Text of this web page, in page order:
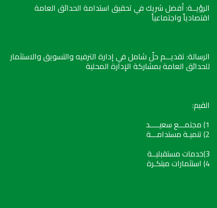
الرؤيــة: أفضل شريك في تحقيق استدامة الحدائق العامة
اقتصادياً واجتماعياً
الرسالة: تقديـــم حلّ شامل في إدارة الترفيه والتسويق والاستثمار
للحدائق العامة بمشاركة الإدارة المحلية
القيم:
1) مجتمـــع سعيـــــد
2) تنميـة مستدامـــة
3)خدمات مستقبليــة
4) استثمارات مبتكـرة